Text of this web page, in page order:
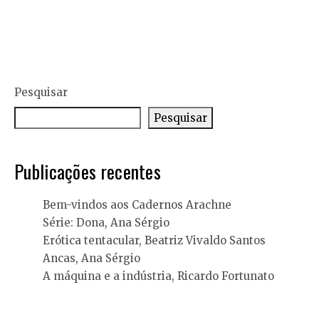
Pesquisar
Pesquisar
Publicações recentes
Bem-vindos aos Cadernos Arachne
Série: Dona, Ana Sérgio
Erótica tentacular, Beatriz Vivaldo Santos
Ancas, Ana Sérgio
A máquina e a indústria, Ricardo Fortunato